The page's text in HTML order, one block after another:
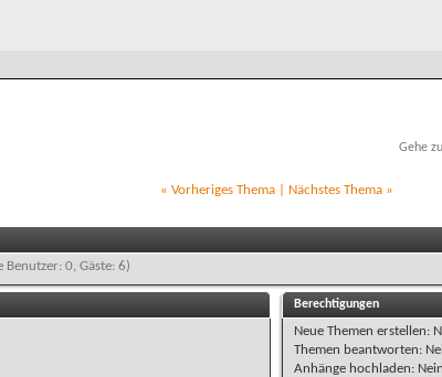
Gehe
« Vorheriges Thema| Nächstes Thema »
Benutzer: 0, Gäste: 6)
Berechtigungen
Neue Themen erstellen:
Themen beantworten:
Anhänge hochladen: Nein